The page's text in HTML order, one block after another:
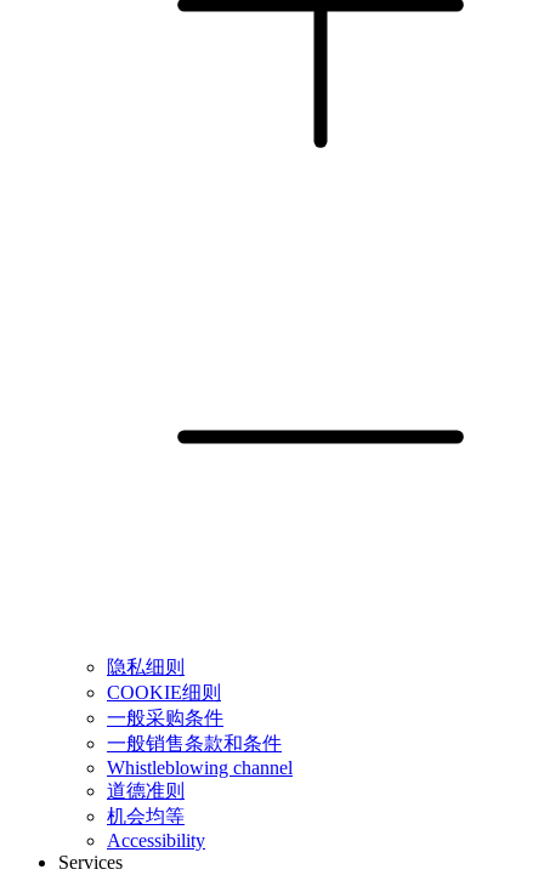
隐私细则
COOKIE细则
一般采购条件
一般销售条款和条件
Whistleblowing channel
道德准则
机会均等
Accessibility
Services